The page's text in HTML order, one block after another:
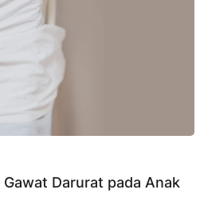
Darurat pada Anak